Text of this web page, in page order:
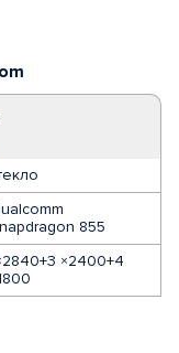
855
×2400+4